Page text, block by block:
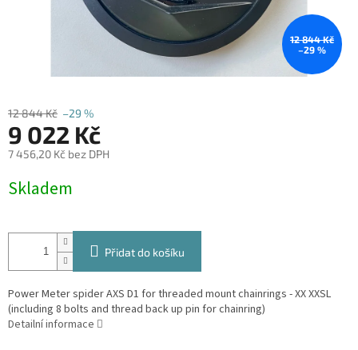
12 844 Kč
–29 %
12 844 Kč –29 %
9 022 Kč
7 456,20 Kč bez DPH
cena:
Skladem
Přidat do košíku
Power Meter spider AXS D1 for threaded mount chainrings - XX XXSL
(including 8 bolts and thread back up pin for chainring)
Detailní informace